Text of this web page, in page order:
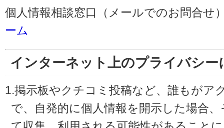
個人情報相談窓口（メールでのお問合せ
ーム
インターネット上のプライバシー
1.掲示板やクチコミ投稿など、誰もがア
で、自発的に個人情報を開示した場合